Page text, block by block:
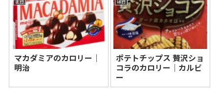
ま行
マカダミアのカロリー｜
明治
は行
ポテトチップス 贅沢ショ
コラのカロリー｜カルビ
ー